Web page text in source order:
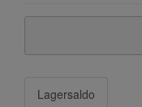
Lagersaldo